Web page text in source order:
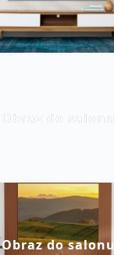
Obraz do salonu
Obraz do salonu